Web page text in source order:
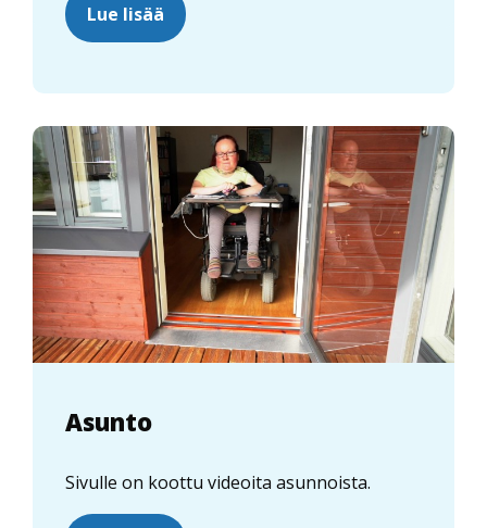
Lue lisää
Asunto
Sivulle on koottu videoita asunnoista.